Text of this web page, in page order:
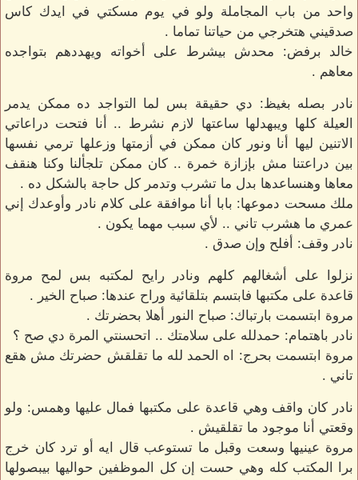
واحد من باب المجاملة ولو في يوم مسكتي في ايدك كاس
صدقيني هتخرجي من حياتنا تماما .
خالد برفض: محدش بيشرط على أخواته ويهددهم بتواجده
معاهم .
نادر بصله بغيظ: دي حقيقة بس لما التواجد ده ممكن يدمر
العيلة كلها ويبهدلها ساعتها لازم نشرط .. أنا فتحت دراعاتي
الاتنين ليها أنا ونور كان ممكن في أزمتها وزعلها ترمي نفسها
بين دراعتنا مش بإزازة خمرة .. كان ممكن تلجألنا وكنا هنقف
معاها وهنساعدها بدل ما تشرب وتدمر كل حاجة بالشكل ده .
ملك مسحت دموعها: بابا أنا موافقة على كلام نادر وأوعدك إني
عمري ما هشرب تاني .. لأي سبب مهما يكون .
نادر وقف: أفلح وإن صدق .
نزلوا على أشغالهم كلهم ونادر رايح لمكتبه بس لمح مروة
قاعدة على مكتبها فابتسم بتلقائية وراح عندها: صباح الخير .
مروة ابتسمت بارتباك: صباح النور أهلا بحضرتك .
نادر باهتمام: حمدلله على سلامتك .. اتحسنتي المرة دي صح ؟
مروة ابتسمت بحرج: اه الحمد لله ما تقلقش حضرتك مش هقع
تاني .
نادر كان واقف وهي قاعدة على مكتبها فمال عليها وهمس: ولو
وقعتي أنا موجود ما تقلقيش .
مروة عينيها وسعت وقبل ما تستوعب قال ايه أو ترد كان خرج
برا المكتب كله وهي حست إن كل الموظفين حواليها بيبصولها